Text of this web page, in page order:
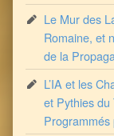
Le Mur des
Romaine, et
de la
L’IA et les
et Pythies du